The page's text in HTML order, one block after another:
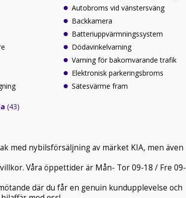
Autobroms vid vänstersväng
Backkamera
Batteriuppvärmningssystem
Dödavinkelvarning
Varning för bakomvarande trafik
Elektronisk parkeringsbroms
Sätesvärme fram
(43)
med nybilsförsäljning av märket KIA, men även
Våra öppettider är Mån- Tor 09-18 / Fre 09-
där du får en genuin kundupplevelse och